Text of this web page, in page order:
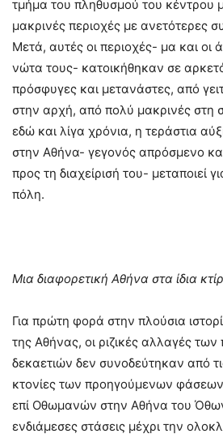
τμήμα του πληθυσμού του κέντρου
μακρινές περιοχές με ανετότερες
Μετά, αυτές οι περιοχές- μα και οι
νώτα τους- κατοικήθηκαν σε
πρόσφυγες και μετανάστες, από
στην αρχή, από πολύ μακρινές στη
εδώ και λίγα χρόνια, η τεράστια
στην Αθήνα- γεγονός απρόσμενο
προς τη διαχείρισή του- μεταποιεί
πόλη.
Μια διαφορετική Αθήνα στα ίδια
Για πρώτη φορά στην πλούσια
της Αθήνας, οι ριζικές αλλαγές
δεκαετιών δεν συνοδεύτηκαν από
κτονίες των προηγούμενων
επί Οθωμανών στην Αθήνα του
ενδιάμεσες στάσεις μέχρι την